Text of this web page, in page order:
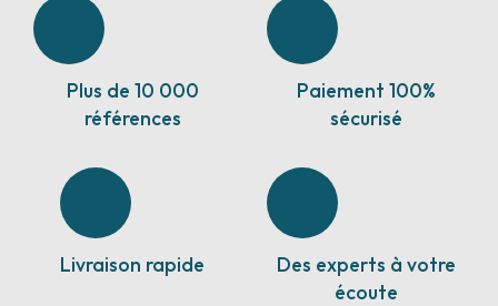
Plus de 10 000
références
Paiement 100%
sécurisé
Livraison rapide
Des experts à votre
écoute